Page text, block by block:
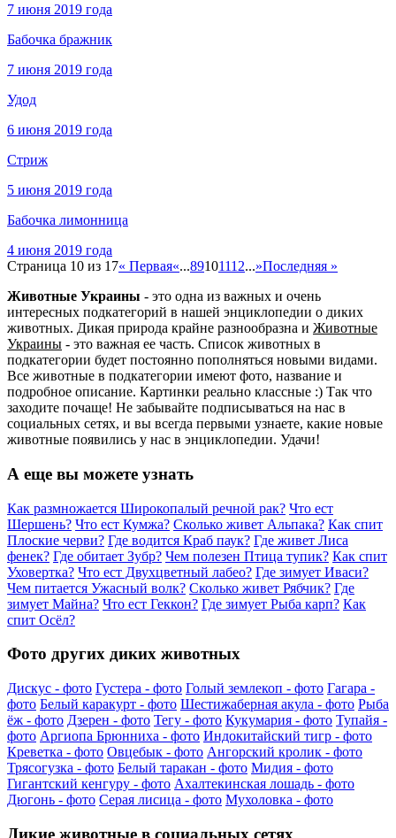
7 июня 2019 года
Бабочка бражник
7 июня 2019 года
Удод
6 июня 2019 года
Стриж
5 июня 2019 года
Бабочка лимонница
4 июня 2019 года
Страница 10 из 17« Первая«...89101112...»Последняя »
Животные Украины - это одна из важных и очень
интересных подкатегорий в нашей энциклопедии о диких
животных. Дикая природа крайне разнообразна и Животные
Украины - это важная ее часть. Список животных в
подкатегории будет постоянно пополняться новыми видами.
Все животные в подкатегории имеют фото, название и
подробное описание. Картинки реально классные :) Так что
заходите почаще! Не забывайте подписываться на нас в
социальных сетях, и вы всегда первыми узнаете, какие новые
животные появились у нас в энциклопедии. Удачи!
А еще вы можете узнать
Как размножается Широкопалый речной рак? Что ест
Шершень? Что ест Кумжа? Сколько живет Альпака? Как спит
Плоские черви? Где водится Краб паук? Где живет Лиса
фенек? Где обитает Зубр? Чем полезен Птица тупик? Как спит
Уховертка? Что ест Двухцветный лабео? Где зимует Иваси?
Чем питается Ужасный волк? Сколько живет Рябчик? Где
зимует Майна? Что ест Геккон? Где зимует Рыба карп? Как
спит Осёл?
Фото других диких животных
Дискус - фото Густера - фото Голый землекоп - фото Гагара -
фото Белый каракурт - фото Шестижаберная акула - фото Рыба
ёж - фото Дзерен - фото Тегу - фото Кукумария - фото Тупайя -
фото Аргиопа Брюнниха - фото Индокитайский тигр - фото
Креветка - фото Овцебык - фото Ангорский кролик - фото
Трясогузка - фото Белый таракан - фото Мидия - фото
Гигантский кенгуру - фото Ахалтекинская лошадь - фото
Дюгонь - фото Серая лисица - фото Мухоловка - фото
Дикие животные в социальных сетях